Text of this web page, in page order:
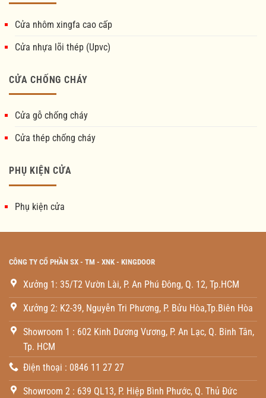
Cửa nhôm xingfa cao cấp
Cửa nhựa lõi thép (Upvc)
CỬA CHỐNG CHÁY
Cửa gỗ chống cháy
Cửa thép chống cháy
PHỤ KIỆN CỬA
Phụ kiện cửa
CÔNG TY CỔ PHẦN SX - TM - XNK - KINGDOOR
Xưởng 1: 35/T2 Vườn Lài, P. An Phú Đông, Q. 12, Tp.HCM
Xưởng 2: K2-39, Nguyễn Tri Phương, P. Bửu Hòa,Tp.Biên Hòa
Showroom 1 : 602 Kinh Dương Vương, P. An Lạc, Q. Binh Tân,
Tp. HCM
Điện thoại : 0846 11 27 27
Showroom 2 : 639 QL13, P. Hiệp Bình Phước, Q. Thủ Đức